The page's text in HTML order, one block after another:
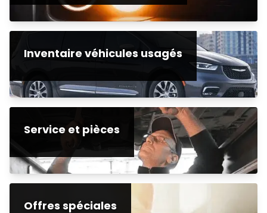
Inventaire véhicules usagés
Service et pièces
Offres spéciales